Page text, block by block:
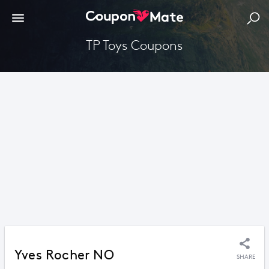
TP Toys Coupons
Yves Rocher NO SHARE